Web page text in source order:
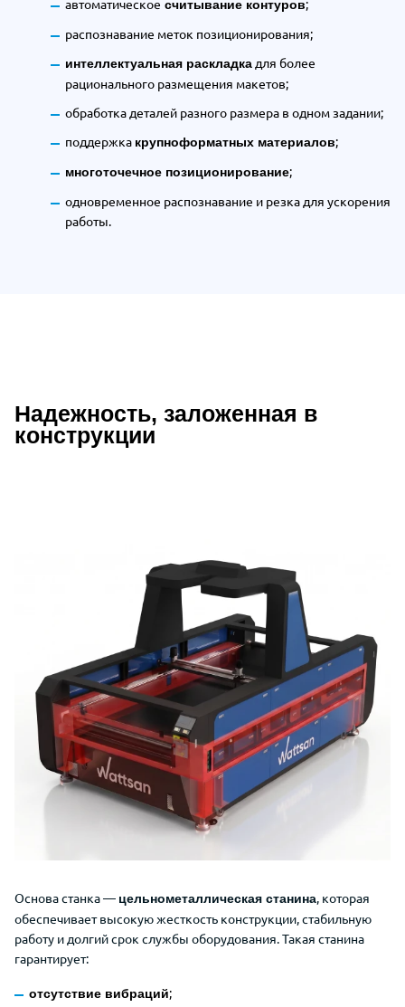
автоматическое считывание контуров;
распознавание меток позиционирования;
интеллектуальная раскладка для более
рационального размещения макетов;
обработка деталей разного размера в одном задании;
поддержка крупноформатных материалов;
многоточечное позиционирование;
одновременное распознавание и резка для ускорения
работы.
Описание преимуществ Wattsan
Надежность, заложенная в
конструкции
Основа станка — цельнометаллическая станина, которая
обеспечивает высокую жесткость конструкции, стабильную
работу и долгий срок службы оборудования. Такая станина
гарантирует:
отсутствие вибраций;